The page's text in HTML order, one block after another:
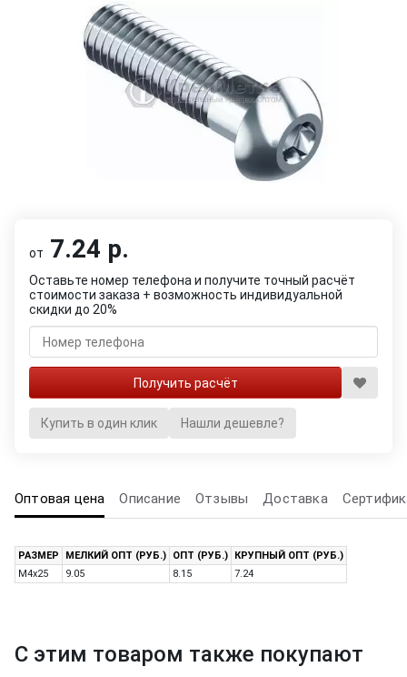
от 7.24 р.
Оставьте номер телефона и получите точный расчёт
стоимости заказа + возможность индивидуальной
скидки до 20%
Купить в один клик Нашли дешевле?
Оптовая цена Описание Отзывы Доставка
РАЗМЕР МЕЛКИЙ ОПТ (РУБ.) ОПТ (РУБ.)
КРУПНЫЙ ОПТ (РУБ.)
M4x25
9.05 8.15 7.24
С этим товаром также покупают